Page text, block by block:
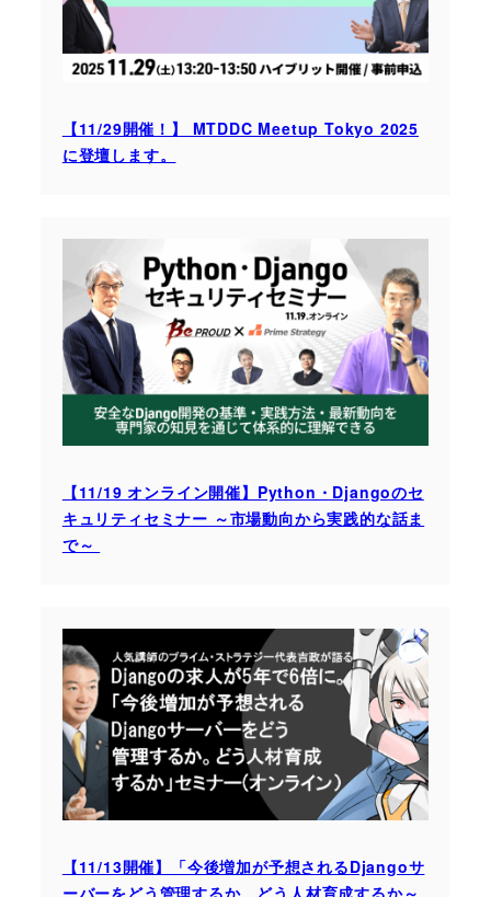
【11/29開催！】 MTDDC Meetup Tokyo 2025
に登壇します。
【11/19 オンライン開催】Python・Djangoのセ
キュリティセミナー ～市場動向から実践的な話ま
で～
【11/13開催】「今後増加が予想されるDjangoサ
ーバーをどう管理するか。どう人材育成するか～